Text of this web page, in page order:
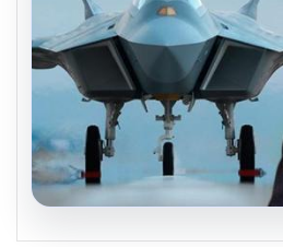
08.08.2026